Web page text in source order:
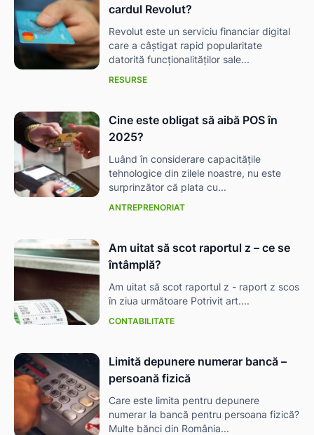
cardul Revolut?
Revolut este un serviciu financiar digital
care a câștigat rapid popularitate
datorită funcționalităților sale...
RESURSE
Cine este obligat să aibă POS în
2025?
Luând în considerare capacitățile
tehnologice din zilele noastre, nu este
surprinzător că plata cu...
ANTREPRENORIAT
Am uitat să scot raportul z – ce se
întâmplă?
Am uitat să scot raportul z - raport z scos
în ziua următoare Potrivit art....
CONTABILITATE
Limită depunere numerar bancă –
persoană fizică
Care este limita pentru depunere
numerar la bancă pentru persoana fizică?
Multe bănci din România...